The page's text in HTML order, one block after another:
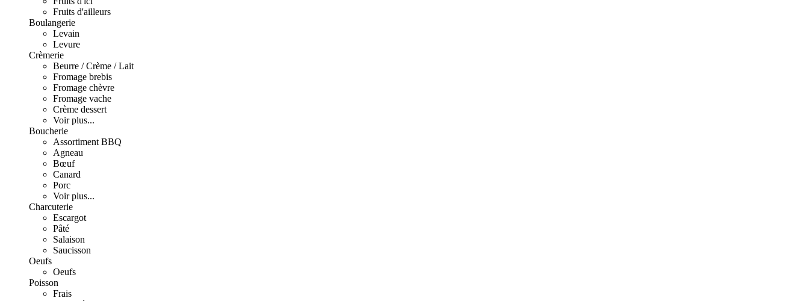
Fruits d'ailleurs
Boulangerie
Levain
Levure
Crèmerie
Beurre / Crème / Lait
Fromage brebis
Fromage chèvre
Fromage vache
Crème dessert
Voir plus...
Boucherie
Assortiment BBQ
Agneau
Bœuf
Canard
Porc
Voir plus...
Charcuterie
Escargot
Pâté
Salaison
Saucisson
Oeufs
Oeufs
Poisson
Frais